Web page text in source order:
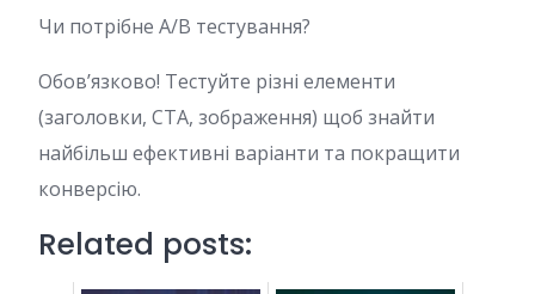
Чи потрібне A/B тестування?
Обов’язково! Тестуйте різні елементи
(заголовки, CTA, зображення) щоб знайти
найбільш ефективні варіанти та покращити
конверсію.
Related posts: